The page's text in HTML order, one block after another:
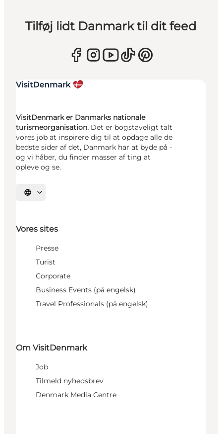
Tilføj lidt Danmark til dit feed
VisitDenmark er Danmarks nationale
turismeorganisation. Det er bogstaveligt talt
vores job at inspirere dig til at opdage alle de
bedste sider af det, Danmark har at byde på -
og vi håber, du finder masser af ting at
opleve og se.
Vælg sprog
Vores sites
Presse
Turist
Corporate
Business Events (på engelsk)
Travel Professionals (på engelsk)
Om VisitDenmark
Job
Tilmeld nyhedsbrev
Denmark Media Centre